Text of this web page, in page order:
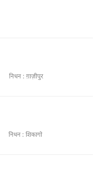
निधन : ग़ाज़ीपुर
निधन : शिकागो